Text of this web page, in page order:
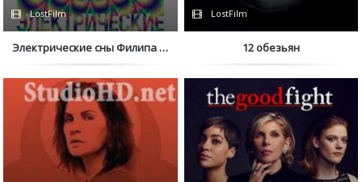
LostFilm
Электрические сны Филипа К. Дика
LostFilm
12 обезьян